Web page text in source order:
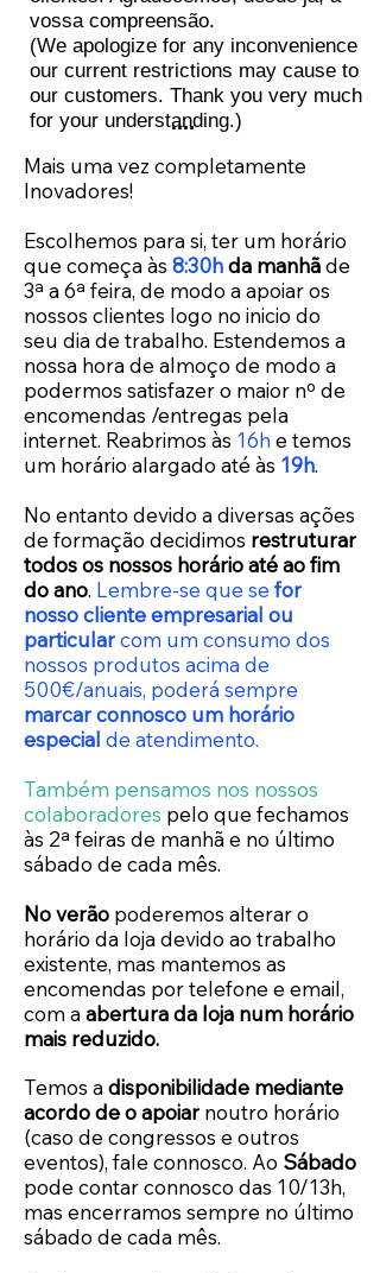
....
vossa compreensão.
(We apologize for any inconvenience
our current restrictions may cause to
our customers. Thank you very much
for your understanding.)
Mais uma vez completamente
Inovadores!
Escolhemos para si, ter um horário
que começa às 8:30hda manhãde
3ª a 6ª feira, de modo a apoiar os
nossos clientes logo no inicio do
seu dia de trabalho. Estendemos a
nossa hora de almoço de modo a
podermos satisfazer o maior nº de
encomendas /entregas pela
internet. Reabrimos às 16h e temos
um horário alargado até às 19h.
No entanto devido a diversas ações
de formação decidimos restruturar
todos os nossos horário até ao fim
do ano. Lembre-se que se for
nosso cliente empresarial ou
particularcom um consumo dos
nossos produtos acima de
500€/anuais, poderá sempre
marcar connosco um horário
especial de atendimento.
Também pensamos nos nossos
colaboradores pelo que fechamos
às 2ª feiras de manhã e no último
sábado de cada mês.
No verão poderemos alterar o
horário da loja devido ao trabalho
existente, mas mantemos as
encomendas por telefone e email,
com aabertura da loja num horário
mais reduzido.
Temos adisponibilidade mediante
acordode o apoiar noutro horário
(caso de congressos e outros
eventos), fale connosco. Ao Sábado
pode contar connosco das 10/13h,
mas encerramos sempre no último
sábado de cada mês.